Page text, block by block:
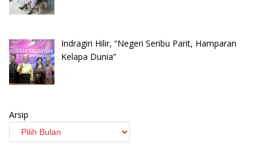
Indragiri Hilir, “Negeri Seribu Parit, Hamparan
Kelapa Dunia”
Arsip